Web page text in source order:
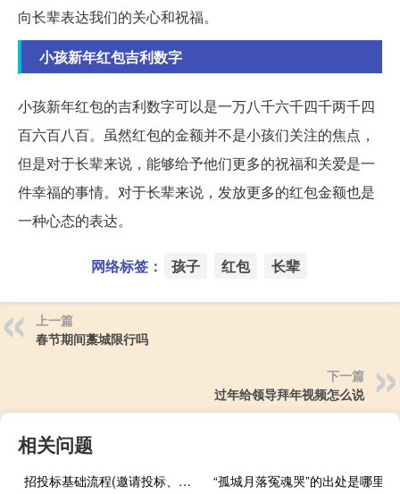
向长辈表达我们的关心和祝福。
小孩新年红包吉利数字
小孩新年红包的吉利数字可以是一万八千六千四千两千四
百六百八百。虽然红包的金额并不是小孩们关注的焦点，
但是对于长辈来说，能够给予他们更多的祝福和关爱是一
件幸福的事情。对于长辈来说，发放更多的红包金额也是
一种心态的表达。
网络标签： 孩子 红包 长辈
上一篇
春节期间藁城限行吗
下一篇
过年给领导拜年视频怎么说
相关问题
招投标基础流程(邀请投标、文件评审、合同签订、验收和支付)
“孤城月落冤魂哭”的出处是哪里